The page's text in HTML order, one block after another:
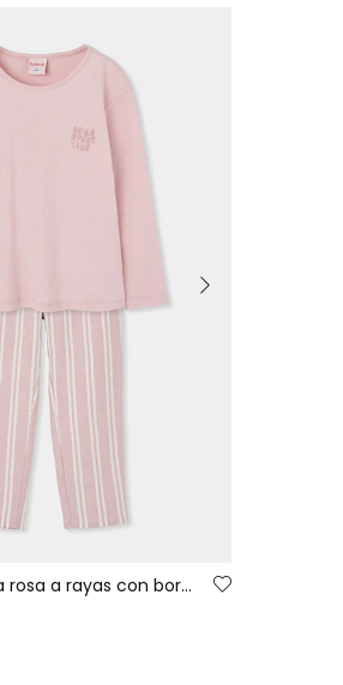
Pijama punto niña rosa a rayas con bordado